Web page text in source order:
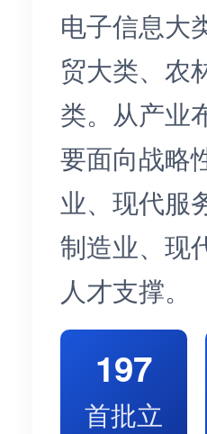
电子信息大
贸大类、农
类。从产业
要面向战略
业、现代服
制造业、现
人才支撑。
197
首批立